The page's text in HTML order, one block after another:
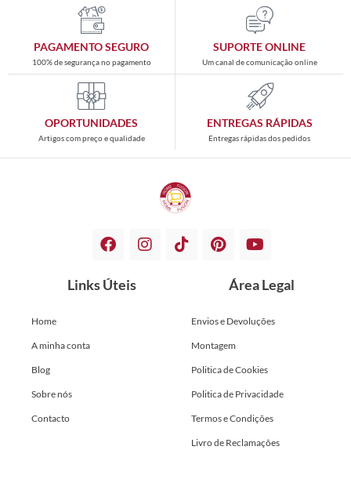
PAGAMENTO SEGURO
100% de segurança no pagamento
SUPORTE ONLINE
Um canal de comunicação online
OPORTUNIDADES
Artigos com preço e qualidade
ENTREGAS RÁPIDAS
Entregas rápidas dos pedidos
Links Úteis
Home
A minha conta
Blog
Sobre nós
Contacto
Área Legal
Envios e Devoluções
Montagem
Politica de Cookies
Politica de Privacidade
Termos e Condições
Livro de Reclamações